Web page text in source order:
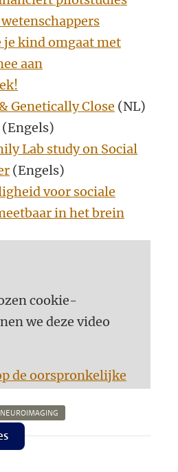
je kind omgaat met
aan
Genetically Close (NL)
(Engels)
Lab study on Social
(Engels)
voor sociale
in het brein
cookie-
we deze video
de oorspronkelijke
NEUROIMAGING
WhatsApp
via Mastodon